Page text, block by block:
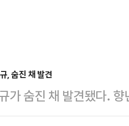
, 숨진 채 발견
가 숨진 채 발견됐다.
사실을 확인해 조사 중